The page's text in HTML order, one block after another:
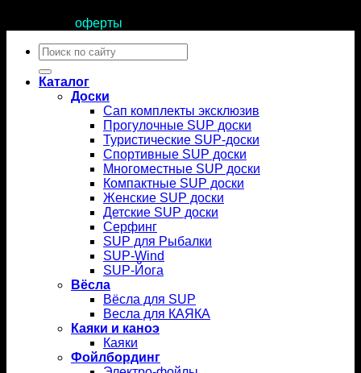
оферты
Искать:
Каталог
Доски
Сап комплекты эксклюзив
Прогулочные SUP доски
Туристические SUP-доски
Спортивные SUP доски
Многоместные SUP доски
Компактные SUP доски
Женские SUP доски
Детские SUP доски
Серфинг
SUP для Рыбалки
SUP-Wind
SUP-Йога
Вёсла
Вёсла для SUP
Весла для КАЯКА
Каяки и каноэ
Каяки
Фойлбординг